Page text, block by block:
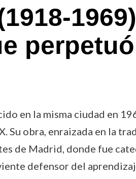
en la misma ciudad en
Su obra, enraizada en la
de Madrid, donde fue
defensor del